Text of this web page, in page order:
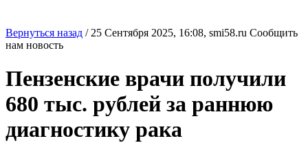
Вернуться назад / 25 Сентября 2025, 16:08, smi58.ru Сообщить
нам новость
Пензенские врачи получили
680 тыс. рублей за раннюю
диагностику рака